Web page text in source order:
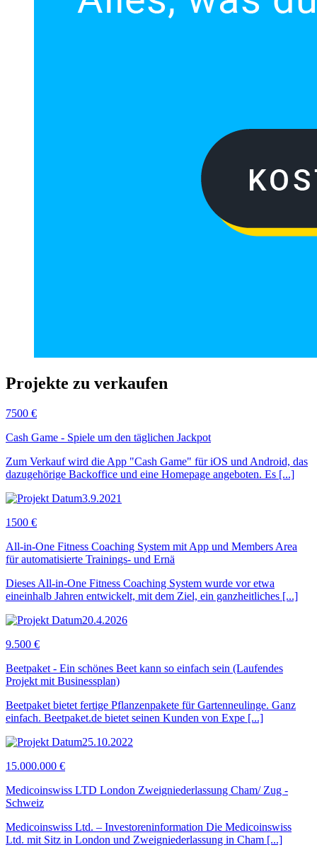
Projekte zu verkaufen
7500 €
Cash Game - Spiele um den täglichen Jackpot
Zum Verkauf wird die App "Cash Game" für iOS und Android, das
dazugehörige Backoffice und eine Homepage angeboten. Es [...]
3.9.2021
1500 €
All-in-One Fitness Coaching System mit App und Members Area
für automatisierte Trainings- und Ernä
Dieses All-in-One Fitness Coaching System wurde vor etwa
eineinhalb Jahren entwickelt, mit dem Ziel, ein ganzheitliches [...]
20.4.2026
9.500 €
Beetpaket - Ein schönes Beet kann so einfach sein (Laufendes
Projekt mit Businessplan)
Beetpaket bietet fertige Pflanzenpakete für Gartenneulinge. Ganz
einfach. Beetpaket.de bietet seinen Kunden von Expe [...]
25.10.2022
15.000.000 €
Medicoinswiss LTD London Zweigniederlassung Cham/ Zug -
Schweiz
Medicoinswiss Ltd. – Investoreninformation Die Medicoinswiss
Ltd. mit Sitz in London und Zweigniederlassung in Cham [...]